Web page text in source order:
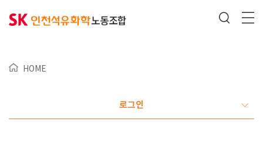
HOME
로그인